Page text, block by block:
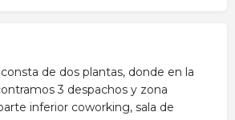
de dos plantas, donde en la
3 despachos y zona
inferior coworking, sala de